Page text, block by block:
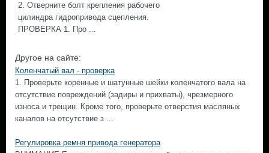
2. Отверните болт крепления рабочего
цилиндра гидропривода сцепления.
ПРОВЕРКА 1. Про ...
Другое на сайте:
Коленчатый вал - проверка
1. Проверьте коренные и шатунные шейки коленчатого вала на
отсутствие повреждений (задиры и прихваты), чрезмерного
износа и трещин. Кроме того, проверьте отверстия масляных
каналов на отсутствие з ...
Регулировка ремня привода генератора